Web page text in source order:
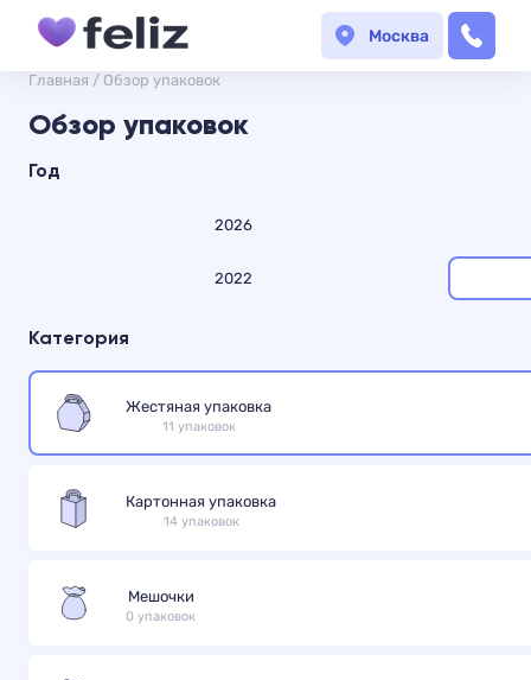
Москва
Главная / Обзор упаковок
Обзор упаковок
Год
2026
2022
Категория
Жестяная упаковка
11 упаковок
Картонная упаковка
14 упаковок
Мешочки
0 упаковок